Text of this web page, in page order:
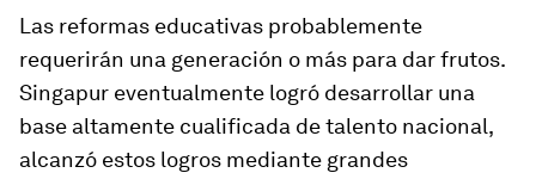
Las reformas educativas probablemente
requerirán una generación o más para dar frutos.
Singapur eventualmente logró desarrollar una
base altamente cualificada de talento nacional,
alcanzó estos logros mediante grandes